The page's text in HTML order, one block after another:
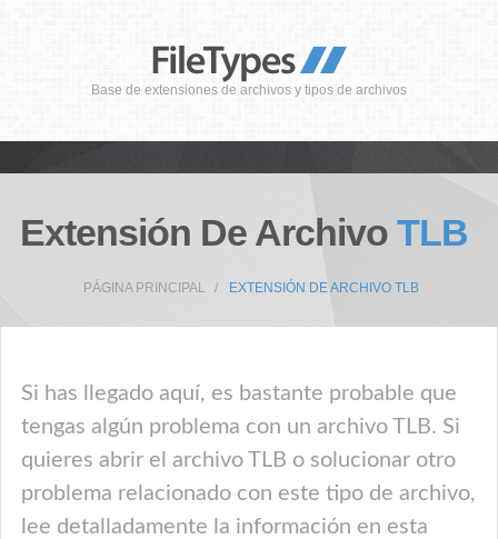
Base de extensiones de archivos y tipos de archivos
Extensión De Archivo TLB
PÁGINA PRINCIPAL EXTENSIÓN DE ARCHIVO TLB
Si has llegado aquí, es bastante probable que
tengas algún problema con un archivo TLB. Si
quieres abrir el archivo TLB o solucionar otro
problema relacionado con este tipo de archivo,
lee detalladamente la información en esta